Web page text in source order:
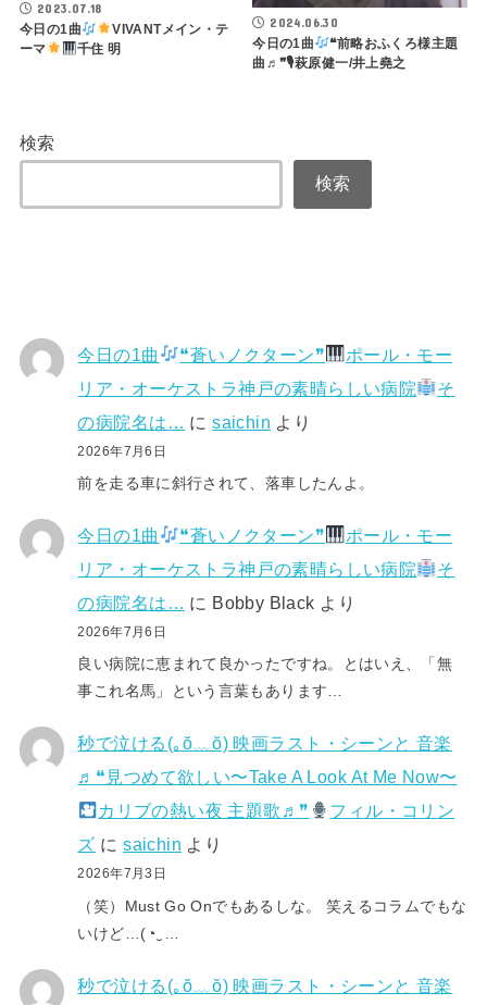
2023.07.18
今日の1曲
VIVANTメイン・テ
ーマ
千住 明
2024.06.30
今日の1曲
❝前略おふくろ様主題
曲♬❞🎙萩原健一/井上堯之
検索
検索
今日の1曲 ❝蒼いノクターン❞
ポール・モー
リア・オーケストラ神戸の素晴らしい病院
そ
の病院名は… にsaichin より
2026年7月6日
前を走る車に斜行されて、落車したんよ。
今日の1曲 ❝蒼いノクターン❞
ポール・モー
リア・オーケストラ神戸の素晴らしい病院
そ
の病院名は… に Bobby Black より
2026年7月6日
良い病院に恵まれて良かったですね。とはいえ、「無
事これ名馬」という言葉もあります…
秒で泣ける(⁠｡⁠ŏ⁠﹏⁠ŏ⁠) 映画ラスト・シーンと 音楽
♬❝見つめて欲しい〜Take A Look At Me Now〜
カリブの熱い夜 主題歌♬❞
フィル・コリン
ズ にsaichin より
2026年7月3日
（笑）Must Go Onでもあるしな。 笑えるコラムでもな
いけど…(⁠◔⁠‿⁠…
秒で泣ける(⁠｡⁠ŏ⁠﹏⁠ŏ⁠) 映画ラスト・シーンと 音楽